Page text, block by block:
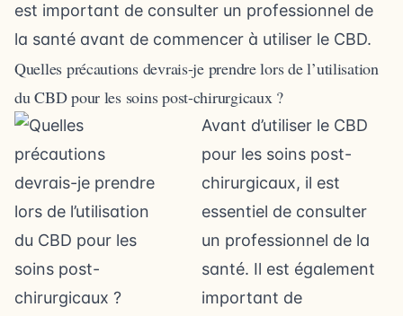
est important de consulter un professionnel de
la santé avant de commencer à utiliser le CBD.
Quelles précautions devrais-je prendre lors de l’utilisation
du CBD pour les soins post-chirurgicaux ?
Avant d’utiliser le CBD
pour les soins post-
chirurgicaux, il est
essentiel de consulter
un professionnel de la
santé. Il est également
important de